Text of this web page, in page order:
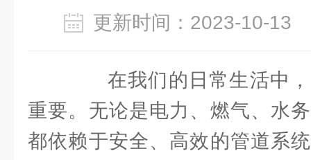
更新时间：2023-10-
在我们的日常生活中，
重要。无论是电力、燃气、水
都依赖于安全、高效的管道系